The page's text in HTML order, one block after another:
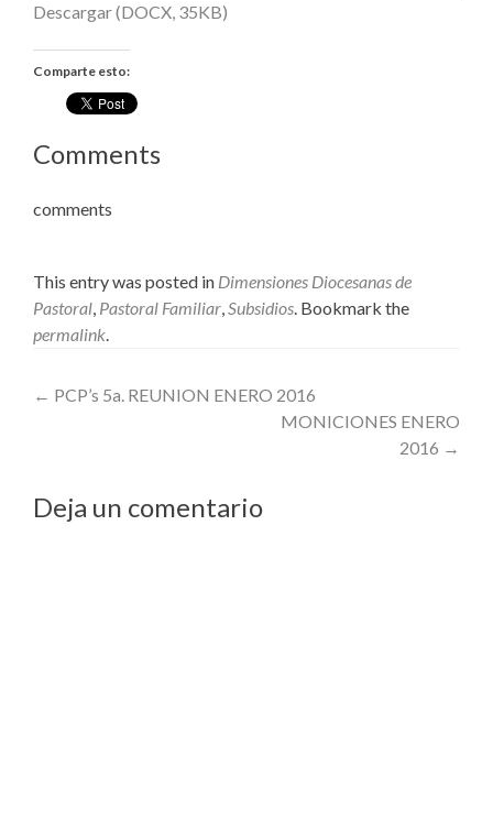
Descargar (DOCX, 35KB)
Comparte esto:
Comments
comments
This entry was posted in Dimensiones Diocesanas de
Pastoral, Pastoral Familiar,Subsidios. Bookmark the
permalink.
Post
← PCP’s 5a. REUNION ENERO 2016
MONICIONES ENERO
2016 →
Deja un comentario